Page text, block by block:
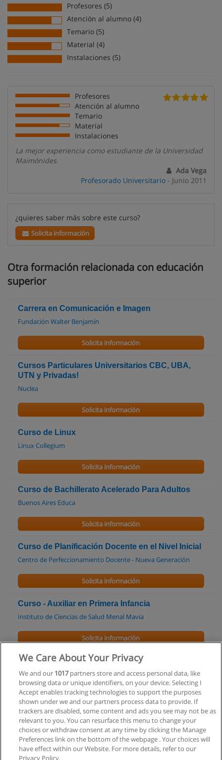
Profesores (5)
Atención al alumno (4)
Temario (5)
Material (4)
Instalaciones (5)
Profesores
Atención al alumno
Temario
Material
Instalaciones
La mejor experiencia como estudiante de la Universidad
Maimónides.
Ada Vega
Profesorado Universitario - Junio 2011
¿quieres saber más sobre este curso?
Solicita información
Otra formación relacionada con educación
superior
Carrera en Comunicación e Imagen
Fundación Walter Benjamín
Solicita información
Cursos Particulares Universitarios CBC, UBA,
UTN y Privadas!
Nuclea
Solicita información
Curso de Linux
Linux Collegium
Solicita información
Curso de Bachillerato Acelerado Para Adultos
Buenos Aires Educa
Solicita información
Curso de Planificación Docente en el Nivel Inicial
Centro de Perfeccionamiento Docente - Nueva Generación
Solicita información
Curso - Auxiliar en Primera Infancia
Instituto de Ciencias de Salud Menal Mavia
Solicita información
Profesorado de Educación Superior en
Portugués
ENS Lenguas Vivas "Sofía Spangenberg"
Solicita información
We Care About Your Privacy
We and our 1017partners store and access personal data, like
browsing data or unique identifiers, on your device. Selecting I
Accept enables tracking technologies to support the purposes
shown under we and our partners process data to provide. If
trackers are disabled, some content and ads you see may not be as
relevant to you. You can resurface this menu to change your
choices or withdraw consent at any time by clicking the Manage
Preferences link on the bottom of the webpage . Your choices will
have effect within our Website. For more details, refer to our
Privacy Policy.